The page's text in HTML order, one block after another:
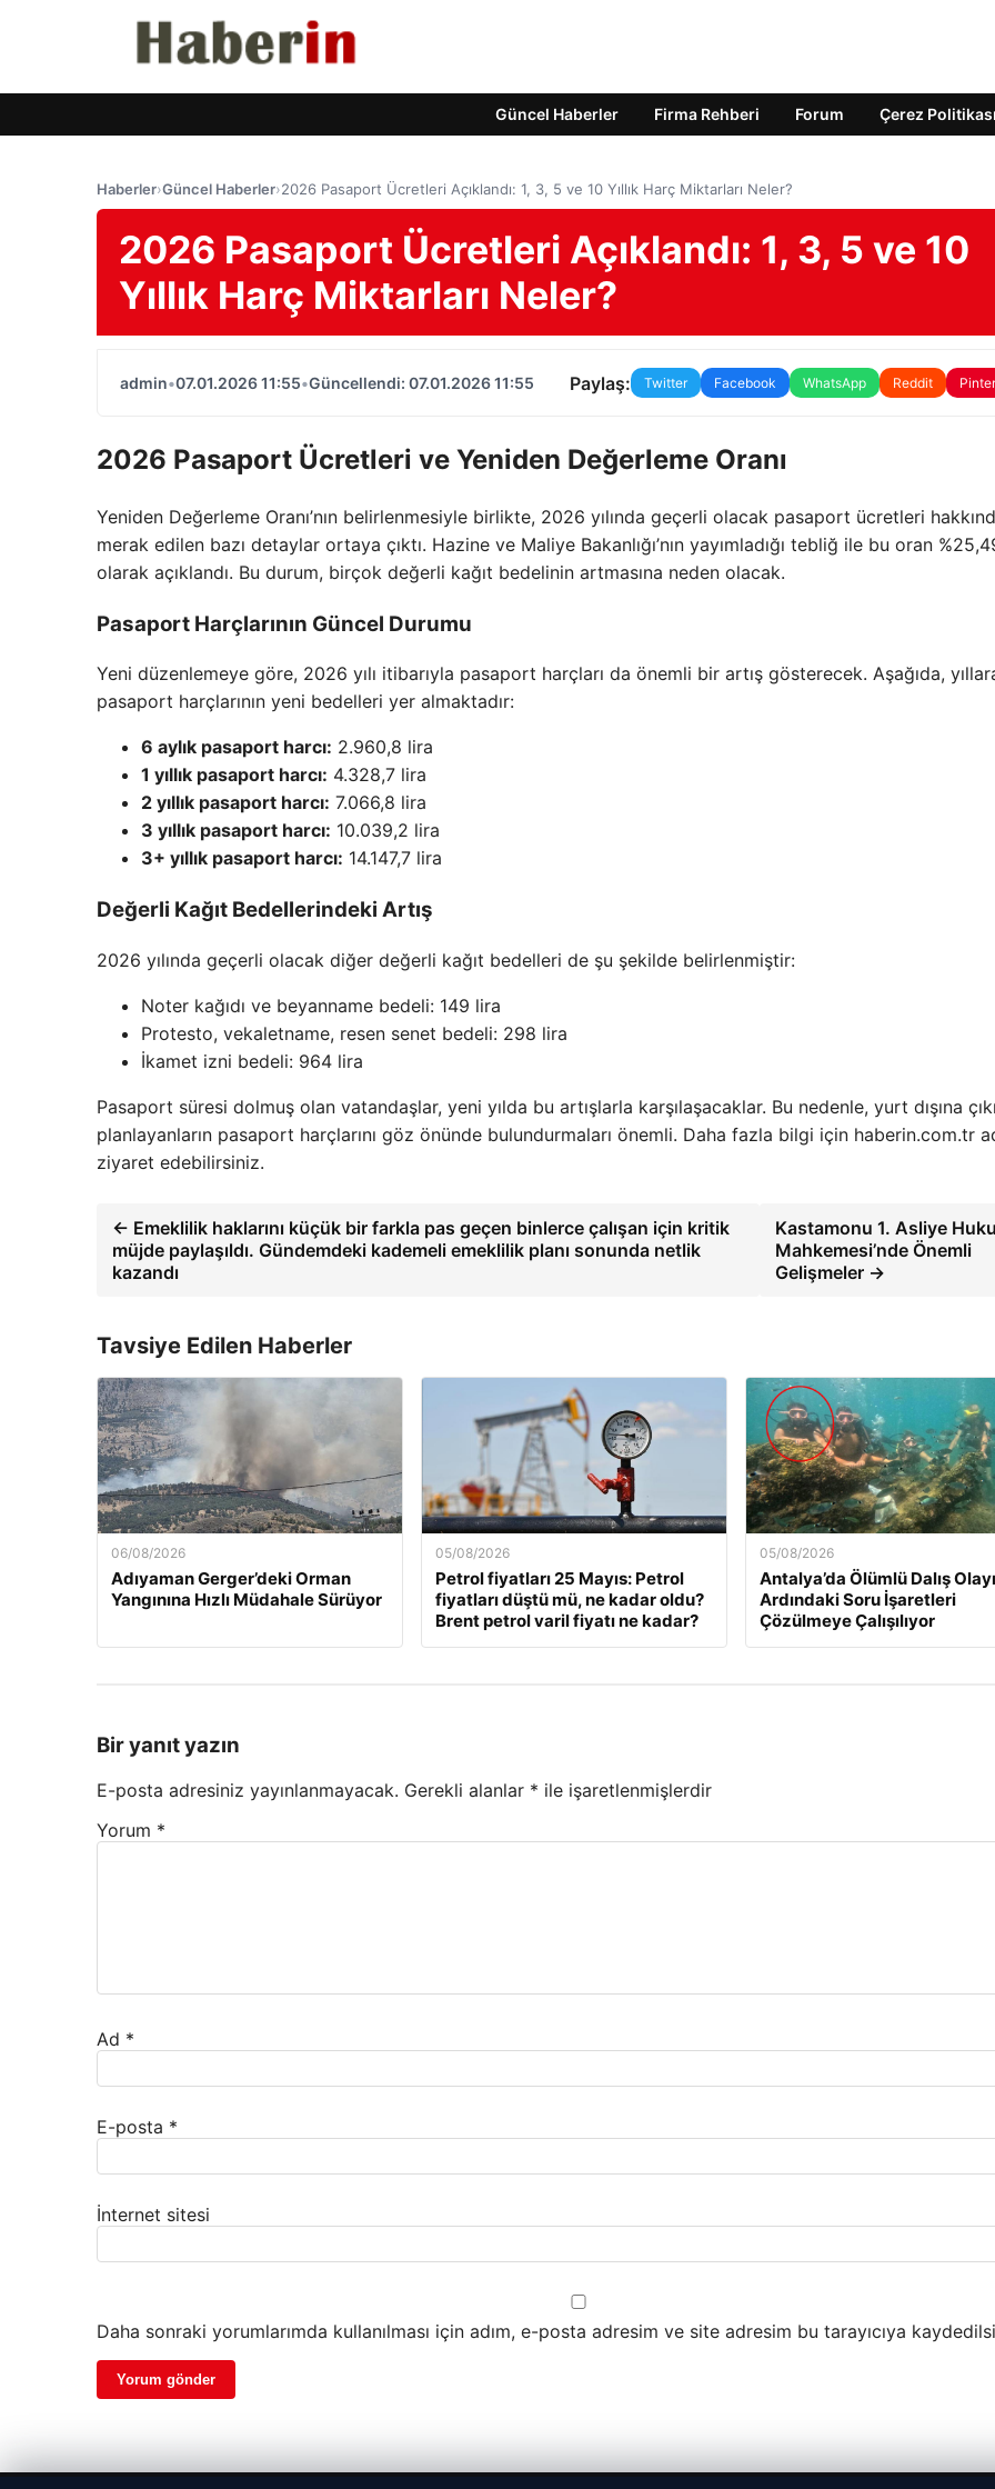
Güncel Haberler Firma Rehberi Forum Çerez Politikası
Haberler›Güncel Haberler›2026 Pasaport Ücretleri Açıklandı: 1, 3, 5 ve 10 Yıllık Harç Miktarları Neler?
2026 Pasaport Ücretleri Açıklandı: 1, 3, 5 ve 10
Yıllık Harç Miktarları Neler?
admin•07.01.2026 11:55•Güncellendi: 07.01.2026 11:55 Paylaş: Twitter Facebook WhatsApp Reddit
2026 Pasaport Ücretleri ve Yeniden Değerleme Oranı
Yeniden Değerleme Oranı’nın belirlenmesiyle birlikte, 2026 yılında geçerli olacak pasaport ücretleri
merak edilen bazı detaylar ortaya çıktı. Hazine ve Maliye Bakanlığı’nın yayımladığı tebliğ ile bu oran
olarak açıklandı. Bu durum, birçok değerli kağıt bedelinin artmasına neden olacak.
Pasaport Harçlarının Güncel Durumu
Yeni düzenlemeye göre, 2026 yılı itibarıyla pasaport harçları da önemli bir artış gösterecek. Aşağıda,
pasaport harçlarının yeni bedelleri yer almaktadır:
6 aylık pasaport harcı: 2.960,8 lira
1 yıllık pasaport harcı: 4.328,7 lira
2 yıllık pasaport harcı: 7.066,8 lira
3 yıllık pasaport harcı: 10.039,2 lira
3+ yıllık pasaport harcı: 14.147,7 lira
Değerli Kağıt Bedellerindeki Artış
2026 yılında geçerli olacak diğer değerli kağıt bedelleri de şu şekilde belirlenmiştir:
Noter kağıdı ve beyanname bedeli: 149 lira
Protesto, vekaletname, resen senet bedeli: 298 lira
İkamet izni bedeli: 964 lira
Pasaport süresi dolmuş olan vatandaşlar, yeni yılda bu artışlarla karşılaşacaklar. Bu nedenle, yurt dışına
planlayanların pasaport harçlarını göz önünde bulundurmaları önemli. Daha fazla bilgi için haberin.com.tr
ziyaret edebilirsiniz.
← Emeklilik haklarını küçük bir farkla pas geçen binlerce çalışan için kritik
müjde paylaşıldı. Gündemdeki kademeli emeklilik planı sonunda netlik
kazandı
Kastamonu 1. Asliye
Mahkemesi’nde Önemli
Gelişmeler →
Tavsiye Edilen Haberler
06/08/2026
Adıyaman Gerger’deki Orman
Yangınına Hızlı Müdahale Sürüyor
05/08/2026
Petrol fiyatları 25 Mayıs: Petrol
fiyatları düştü mü, ne kadar oldu?
Brent petrol varil fiyatı ne kadar?
05/08/2026
Antalya’da Ölümlü Dalış
Ardındaki Soru İşaretleri
Çözülmeye Çalışılıyor
Bir yanıt yazın
E-posta adresiniz yayınlanmayacak. Gerekli alanlar * ile işaretlenmişlerdir
Yorum *
Ad *
E-posta *
İnternet sitesi
Daha sonraki yorumlarımda kullanılması için adım, e-posta adresim ve site adresim bu tarayıcıya